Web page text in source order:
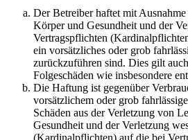
Der Betreiber haftet mit
Körper und Gesundheit und der
Vertragspflichten
ein vorsätzliches oder grob
zurückzuführen sind. Dies gilt
Folgeschäden wie insbesondere
Die Haftung ist gegenüber
vorsätzlichem oder grob
Schäden aus der Verletzung von
Gesundheit und der Verletzung
(Kardinalpflichten) auf die bei